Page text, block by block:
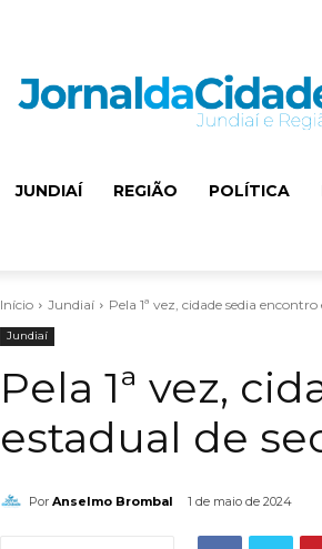
JUNDIAÍ REGIÃO POLÍTICA
Início Jundiaí Pela 1ª vez, cidade sedia
Jundiaí
Pela 1ª vez,
estadual de
Por Anselmo Brombal 1 de maio de 2024